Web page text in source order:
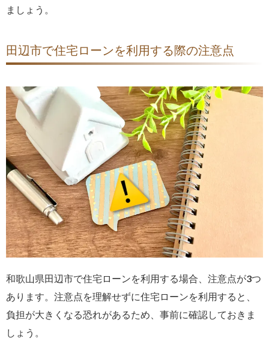
ましょう。
田辺市で住宅ローンを利用する際の注意点
和歌山県田辺市で住宅ローンを利用する場合、注意点が3つ
あります。注意点を理解せずに住宅ローンを利用すると、
負担が大きくなる恐れがあるため、事前に確認しておきま
しょう。